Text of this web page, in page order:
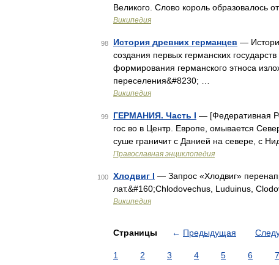
Великого. Слово король образовалось
Википедия
98 История древних германцев —
создания первых германских
формирования германского этноса
переселения&#8230; …
Википедия
99 ГЕРМАНИЯ. Часть I — [Федеративная
гос во в Центр. Европе, омывается
суше граничит с Данией на севере, с
Православная энциклопедия
100 Хлодвиг I — Запрос «Хлодвиг»
лат.&#160;Chlodovechus, Luduinus,
Википедия
Страницы ← Предыдущая
1 2 3 4 5 6 7